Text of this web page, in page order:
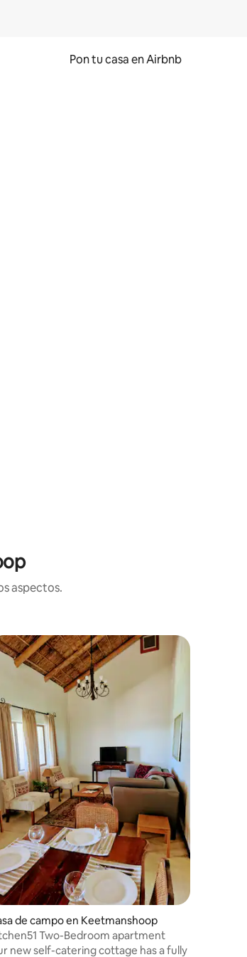
Pon tu casa en Airbnb
aspectos.
4.92 de 5, 12 reseñas
de campo en Keetmanshoop
Two-Bedroom apartment
new self-catering cottage has a fully